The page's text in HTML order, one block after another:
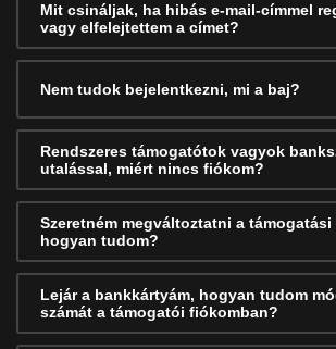
Mit csináljak, ha hibás e-mail-címmel
vagy elfelejtettem a címet?
Nem tudok bejelentkezni, mi a baj?
Rendszeres támogatótok vagyok
utalással, miért nincs fiókom?
Szeretném megváltoztatni a támogatási
hogyan tudom?
Lejár a bankkártyám, hogyan tudom
számát a támogatói fiókomban?